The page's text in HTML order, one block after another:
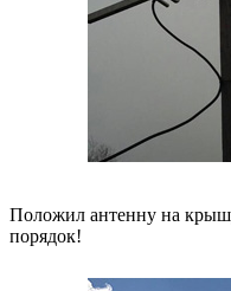
Положил антенну на
порядок!